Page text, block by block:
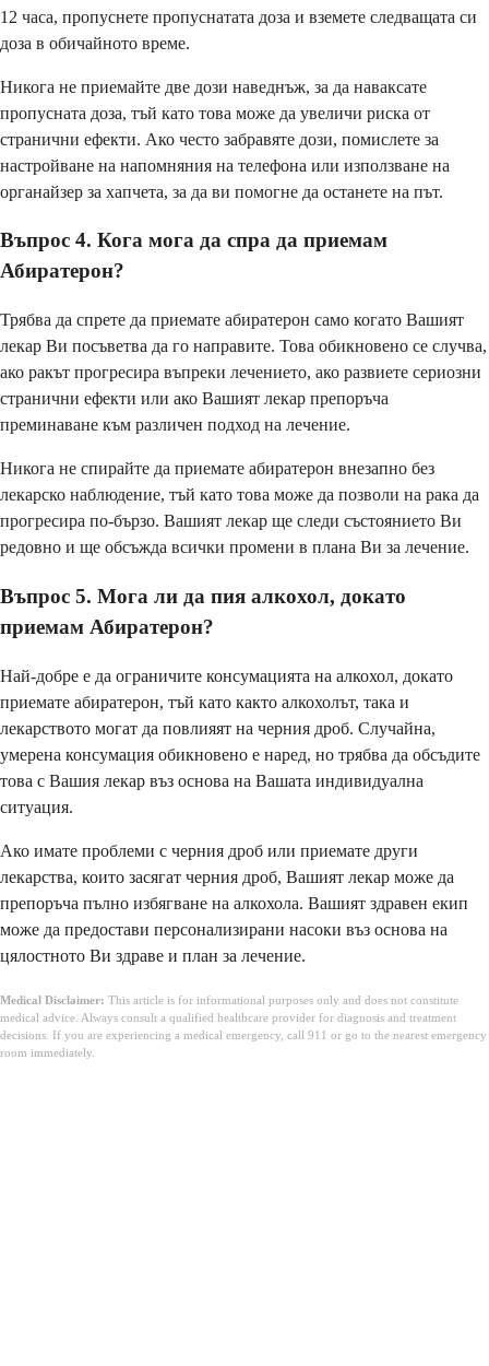
12 часа, пропуснете пропуснатата доза и вземете следващата си
доза в обичайното време.
Никога не приемайте две дози наведнъж, за да наваксате
пропусната доза, тъй като това може да увеличи риска от
странични ефекти. Ако често забравяте дози, помислете за
настройване на напомняния на телефона или използване на
органайзер за хапчета, за да ви помогне да останете на път.
Въпрос 4. Кога мога да спра да приемам
Абиратерон?
Трябва да спрете да приемате абиратерон само когато Вашият
лекар Ви посъветва да го направите. Това обикновено се случва,
ако ракът прогресира въпреки лечението, ако развиете сериозни
странични ефекти или ако Вашият лекар препоръча
преминаване към различен подход на лечение.
Никога не спирайте да приемате абиратерон внезапно без
лекарско наблюдение, тъй като това може да позволи на рака да
прогресира по-бързо. Вашият лекар ще следи състоянието Ви
редовно и ще обсъжда всички промени в плана Ви за лечение.
Въпрос 5. Мога ли да пия алкохол, докато
приемам Абиратерон?
Най-добре е да ограничите консумацията на алкохол, докато
приемате абиратерон, тъй като както алкохолът, така и
лекарството могат да повлияят на черния дроб. Случайна,
умерена консумация обикновено е наред, но трябва да обсъдите
това с Вашия лекар въз основа на Вашата индивидуална
ситуация.
Ако имате проблеми с черния дроб или приемате други
лекарства, които засягат черния дроб, Вашият лекар може да
препоръча пълно избягване на алкохола. Вашият здравен екип
може да предостави персонализирани насоки въз основа на
цялостното Ви здраве и план за лечение.
Medical Disclaimer: This article is for informational purposes only and does not constitute
medical advice. Always consult a qualified healthcare provider for diagnosis and treatment
decisions. If you are experiencing a medical emergency, call 911 or go to the nearest emergency
room immediately.